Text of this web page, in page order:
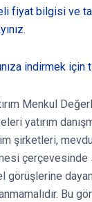
fiyat bilgisi ve
indirmek için
Menkul
yatırım
şirketleri,
Bu